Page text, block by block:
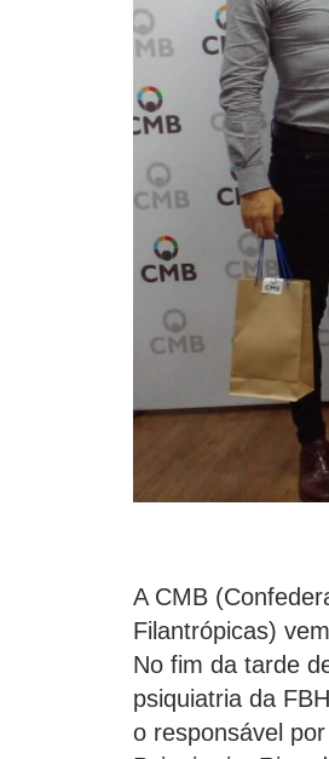
A CMB
Filantrópicas)
No fim da tarde
psiquiatria da
o responsável